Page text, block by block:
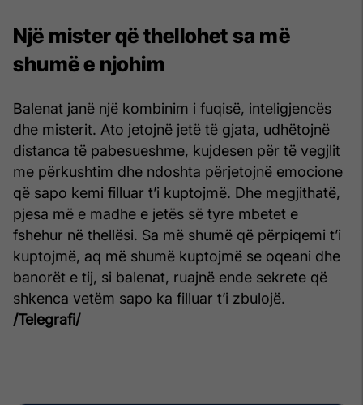
Një mister që thellohet sa më
shumë e njohim
Balenat janë një kombinim i fuqisë, inteligjencës
dhe misterit. Ato jetojnë jetë të gjata, udhëtojnë
distanca të pabesueshme, kujdesen për të vegjlit
me përkushtim dhe ndoshta përjetojnë emocione
që sapo kemi filluar t’i kuptojmë. Dhe megjithatë,
pjesa më e madhe e jetës së tyre mbetet e
fshehur në thellësi. Sa më shumë që përpiqemi t’i
kuptojmë, aq më shumë kuptojmë se oqeani dhe
banorët e tij, si balenat, ruajnë ende sekrete që
shkenca vetëm sapo ka filluar t’i zbulojë.
/Telegrafi/